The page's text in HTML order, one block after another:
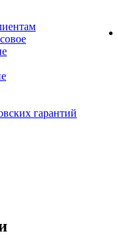
гарантий